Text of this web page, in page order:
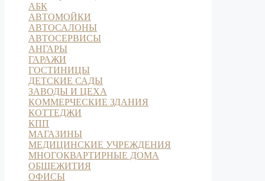
АБК
АВТОМОЙКИ
АВТОСАЛОНЫ
АВТОСЕРВИСЫ
АНГАРЫ
ГАРАЖИ
ГОСТИНИЦЫ
ДЕТСКИЕ САДЫ
ЗАВОДЫ И ЦЕХА
КОММЕРЧЕСКИЕ ЗДАНИЯ
КОТТЕДЖИ
КПП
МАГАЗИНЫ
МЕДИЦИНСКИЕ УЧРЕЖДЕНИЯ
МНОГОКВАРТИРНЫЕ ДОМА
ОБЩЕЖИТИЯ
ОФИСЫ